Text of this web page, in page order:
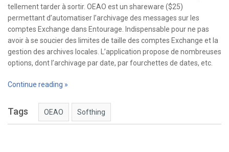
tellement tarder à sortir. OEAO est un shareware ($25)
permettant d’automatiser l’archivage des messages sur les
comptes Exchange dans Entourage. Indispensable pour ne pas
avoir à se soucier des limites de taille des comptes Exchange et la
gestion des archives locales. L’application propose de nombreuses
options, dont l’archivage par date, par fourchettes de dates, etc.
Continue reading »
Tags OEAO Softhing